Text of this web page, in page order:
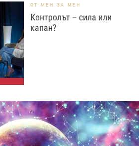
ОТ МЕН ЗА МЕН
Контролът – сила или
капан?